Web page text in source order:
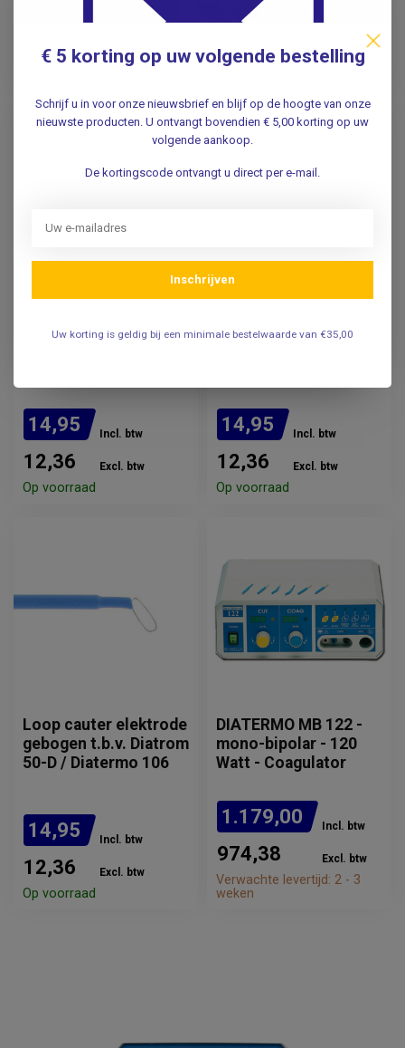
12,36 Excl. btw
14,95 Incl. btw
12,36 Excl. btw
elektrode fijn t.b.v.
14,95 Incl. btw
12,36 Excl. btw
Op voorraad
electrode
14,95 Incl. btw
12,36 Excl. btw
Op voorraad
Loop cauter elektrode
gebogen t.b.v. Diatrom
50-D / Diatermo 106
14,95 Incl. btw
12,36 Excl. btw
Op voorraad
DIATERMO MB 122 -
mono-bipolar - 120
Watt - Coagulator
1.179,00 Incl. btw
974,38 Excl. btw
Verwachte levertijd: 2 - 3
weken
€ 5 korting op uw volgende bestelling
Schrijf u in voor onze nieuwsbrief en blijf op de hoogte van onze
nieuwste producten. U ontvangt bovendien € 5,00 korting op uw
volgende aankoop.
De kortingscode ontvangt u direct per e-mail.
Inschrijven
Uw korting is geldig bij een minimale bestelwaarde van €35,00